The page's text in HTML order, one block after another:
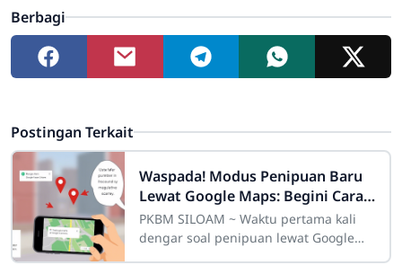
Berbagi
Postingan Terkait
Waspada! Modus Penipuan Baru
Lewat Google Maps: Begini Cara
Mereka Menjebak Korban
PKBM SILOAM ~ Waktu pertama kali
dengar soal penipuan lewat Google